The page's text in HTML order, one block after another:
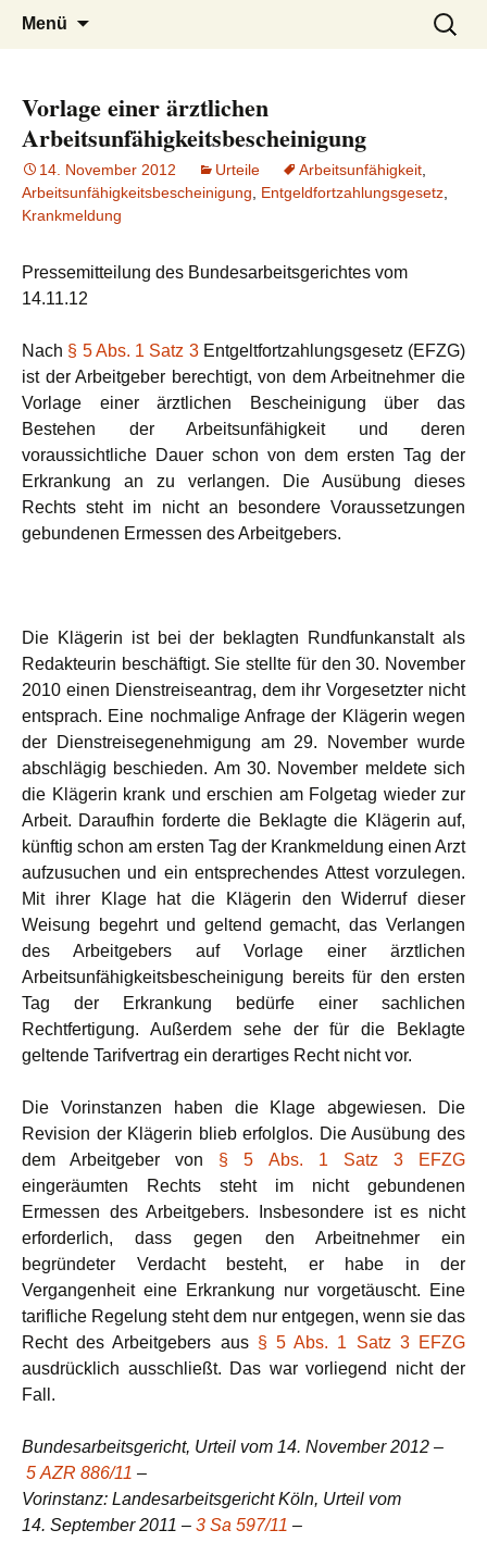
Menü
Suchen
nach:
Vorlage einer ärztlichen
Arbeitsunfähigkeitsbescheinigung
14. November 2012 Urteile Arbeitsunfähigkeit
Arbeitsunfähigkeitsbescheinigung
Entgeldfortzahlungsgesetz
Krankmeldung
Pressemitteilung des Bundesarbeitsgerichtes vom
14.11.12
Nach § 5 Abs. 1 Satz 3Entgeltfortzahlungsgesetz (EFZG)
ist der Arbeitgeber berechtigt, von dem Arbeitnehmer die
Vorlage einer ärztlichen Bescheinigung über das
Bestehen der Arbeitsunfähigkeit und deren
voraussichtliche Dauer schon von dem ersten Tag der
Erkrankung an zu verlangen. Die Ausübung dieses
Rechts steht im nicht an besondere Voraussetzungen
gebundenen Ermessen des Arbeitgebers.
Die Klägerin ist bei der beklagten Rundfunkanstalt als
Redakteurin beschäftigt. Sie stellte für den 30. November
2010 einen Dienstreiseantrag, dem ihr Vorgesetzter nicht
entsprach. Eine nochmalige Anfrage der Klägerin wegen
der Dienstreisegenehmigung am 29. November wurde
abschlägig beschieden. Am 30. November meldete sich
die Klägerin krank und erschien am Folgetag wieder zur
Arbeit. Daraufhin forderte die Beklagte die Klägerin auf,
künftig schon am ersten Tag der Krankmeldung einen Arzt
aufzusuchen und ein entsprechendes Attest vorzulegen.
Mit ihrer Klage hat die Klägerin den Widerruf dieser
Weisung begehrt und geltend gemacht, das Verlangen
des Arbeitgebers auf Vorlage einer ärztlichen
Arbeitsunfähigkeitsbescheinigung bereits für den ersten
Tag der Erkrankung bedürfe einer sachlichen
Rechtfertigung. Außerdem sehe der für die Beklagte
geltende Tarifvertrag ein derartiges Recht nicht vor.
Die Vorinstanzen haben die Klage abgewiesen. Die
Revision der Klägerin blieb erfolglos. Die Ausübung des
dem Arbeitgeber von § 5 Abs. 1 Satz 3 EFZG
eingeräumten Rechts steht im nicht gebundenen
Ermessen des Arbeitgebers. Insbesondere ist es nicht
erforderlich, dass gegen den Arbeitnehmer ein
begründeter Verdacht besteht, er habe in der
Vergangenheit eine Erkrankung nur vorgetäuscht. Eine
tarifliche Regelung steht dem nur entgegen, wenn sie das
Recht des Arbeitgebers aus § 5 Abs. 1 Satz 3 EFZG
ausdrücklich ausschließt. Das war vorliegend nicht der
Fall.
Bundesarbeitsgericht, Urteil vom 14. November 2012 –
5 AZR 886/11 –
Vorinstanz: Landesarbeitsgericht Köln, Urteil vom
14. September 2011 – 3 Sa 597/11 –